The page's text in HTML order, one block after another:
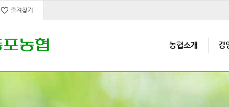
즐겨찾기
농협소개 경